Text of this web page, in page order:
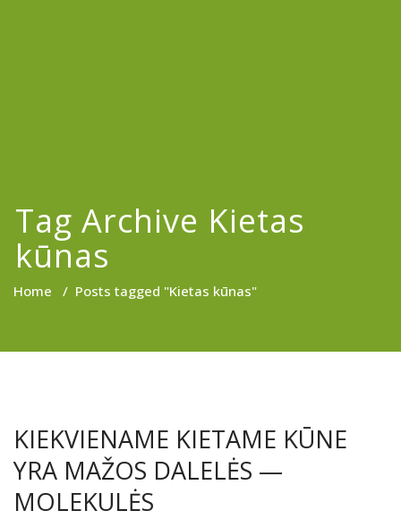
Tag Archive Kietas
kūnas
Home / Posts tagged "Kietas kūnas"
KIEKVIENAME KIETAME KŪNE
YRA MAŽOS DALELĖS —
MOLEKULĖS